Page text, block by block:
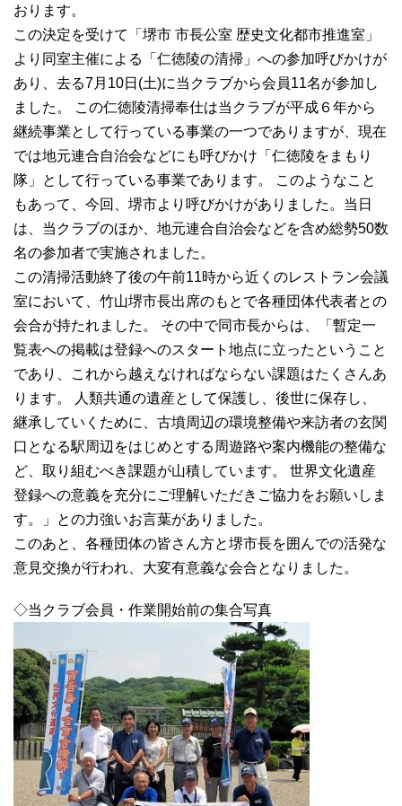
おります。
この決定を受けて「堺市 市長公室 歴史文化都市推進室」
より同室主催による「仁徳陵の清掃」への参加呼びかけが
あり、去る7月10日(土)に当クラブから会員11名が参加し
ました。 この仁徳陵清掃奉仕は当クラブが平成６年から
継続事業として行っている事業の一つでありますが、現在
では地元連合自治会などにも呼びかけ「仁徳陵をまもり
隊」として行っている事業であります。 このようなこと
もあって、今回、堺市より呼びかけがありました。当日
は、当クラブのほか、地元連合自治会などを含め総勢50数
名の参加者で実施されました。
この清掃活動終了後の午前11時から近くのレストラン会議
室において、竹山堺市長出席のもとで各種団体代表者との
会合が持たれました。 その中で同市長からは、「暫定一
覧表への掲載は登録へのスタート地点に立ったということ
であり、これから越えなければならない課題はたくさんあ
ります。 人類共通の遺産として保護し、後世に保存し、
継承していくために、古墳周辺の環境整備や来訪者の玄関
口となる駅周辺をはじめとする周遊路や案内機能の整備な
ど、取り組むべき課題が山積しています。 世界文化遺産
登録への意義を充分にご理解いただきご協力をお願いしま
す。」との力強いお言葉がありました。
このあと、各種団体の皆さん方と堺市長を囲んでの活発な
意見交換が行われ、大変有意義な会合となりました。
◇当クラブ会員・作業開始前の集合写真